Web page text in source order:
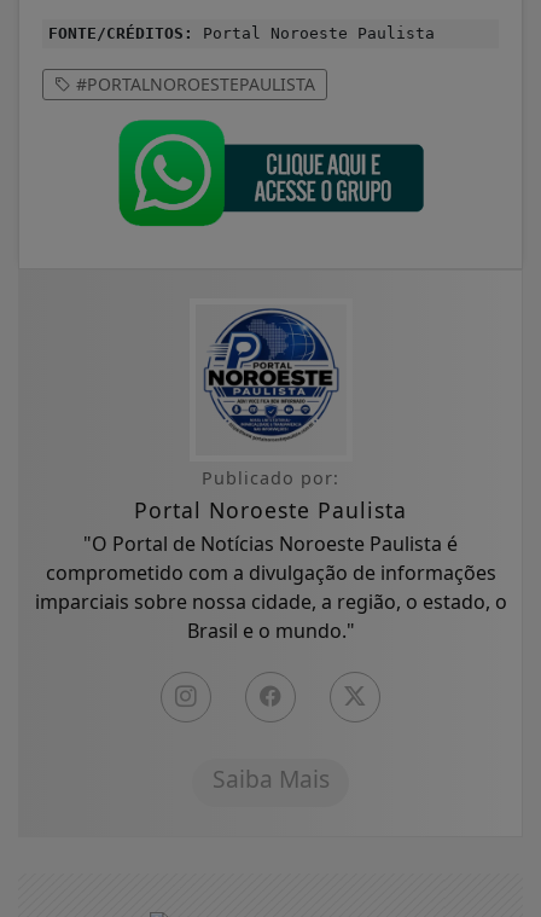
FONTE/CRÉDITOS: Portal Noroeste Paulista
#PORTALNOROESTEPAULISTA
Publicado por:
Portal Noroeste Paulista
"O Portal de Notícias Noroeste Paulista é
comprometido com a divulgação de informações
imparciais sobre nossa cidade, a região, o estado, o
Brasil e o mundo."
Saiba Mais